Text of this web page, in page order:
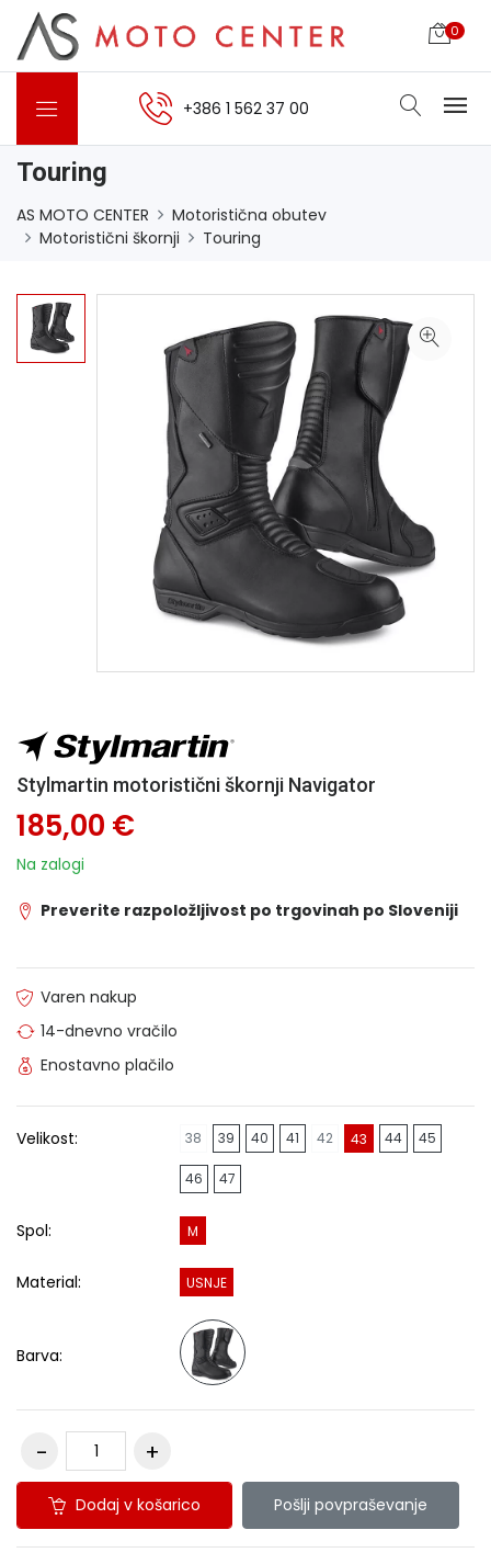
0
+386 1 562 37 00
Touring
AS MOTO CENTER
Motoristična obutev
Motoristični škornji
Touring
Stylmartin motoristični škornji Navigator
185,00 €
Na zalogi
Preverite razpoložljivost po trgovinah po Sloveniji
Varen nakup
14-dnevno vračilo
Enostavno plačilo
Velikost: 38 39 40 41 42 43 44 45
46 47
Spol: M
Material: USNJE
Barva:
Dodaj v košarico Pošlji povpraševanje